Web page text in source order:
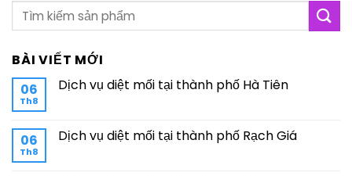
BÀI VIẾT MỚI
06
Th8
Dịch vụ diệt mối tại thành phố Hà Tiên
06
Th8
Dịch vụ diệt mối tại thành phố Rạch Giá